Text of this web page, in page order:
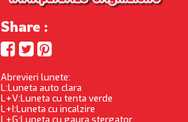
Share :
Abrevieri lunete:
L:Luneta auto clara
L+V:Luneta cu tenta verde
L+I:Luneta cu incalzire
L+G:Luneta cu gaura stergator